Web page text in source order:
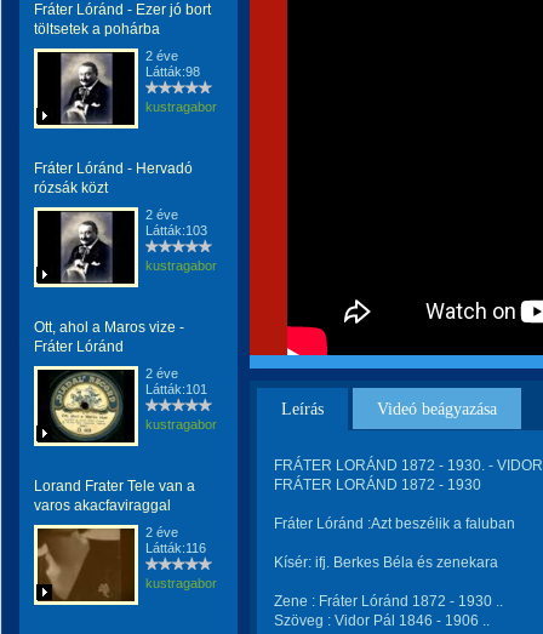
Fráter Lóránd - Ezer jó bort
töltsetek a pohárba
2 éve
Látták:98
kustragabor
Fráter Lóránd - Hervadó
rózsák közt
2 éve
Látták:103
kustragabor
Ott, ahol a Maros vize -
Fráter Lóránd
2 éve
Látták:101
kustragabor
Lorand Frater Tele van a
varos akacfaviraggal
2 éve
Látták:116
kustragabor
Leírás Videó beágyazása
FRÁTER LORÁND 1872 - 1930. -
FRÁTER LORÁND 1872 - 1930
Fráter Lóránd :Azt beszélik a faluban
Kísér: ifj. Berkes Béla és zenekara
Zene : Fráter Lóránd 1872 - 1930 ..
Szöveg : Vidor Pál 1846 - 1906 ..